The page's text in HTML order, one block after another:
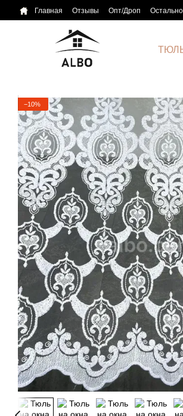
Перейти к основному контенту
Главная Отзывы Опт/Дроп
−10%